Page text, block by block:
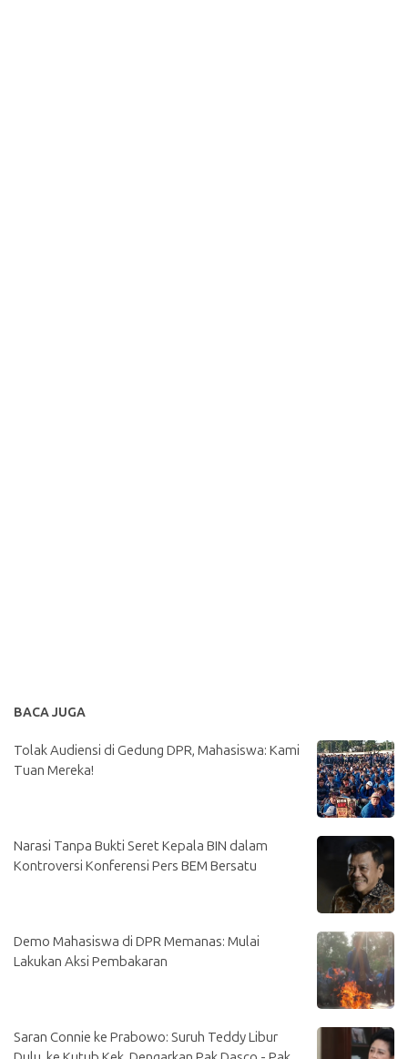
BACA JUGA
Tolak Audiensi di Gedung DPR, Mahasiswa: Kami
Tuan Mereka!
Narasi Tanpa Bukti Seret Kepala BIN dalam
Kontroversi Konferensi Pers BEM Bersatu
Demo Mahasiswa di DPR Memanas: Mulai
Lakukan Aksi Pembakaran
Saran Connie ke Prabowo: Suruh Teddy Libur